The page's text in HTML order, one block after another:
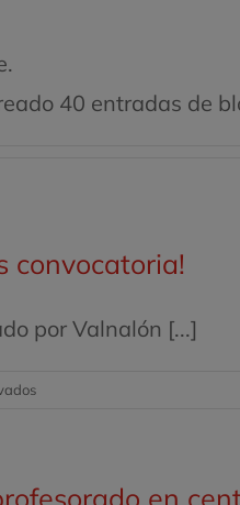
40 entradas de
convocatoria!
por Valnalón [...]
en
de
en